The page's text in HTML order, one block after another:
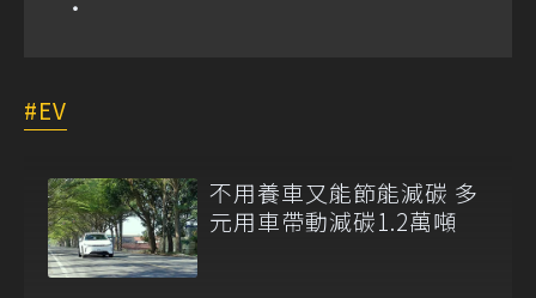
EV
不用養車又能節能減碳 多
元用車帶動減碳1.2萬噸